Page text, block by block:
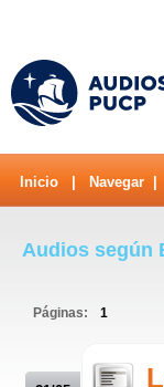
Inicio Navegar
Audios según
Páginas: 1